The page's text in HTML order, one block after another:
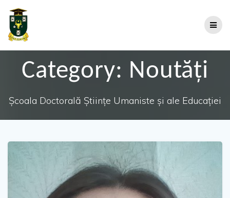
Category: Noutăți
Școala Doctorală Științe Umaniste și ale Educației